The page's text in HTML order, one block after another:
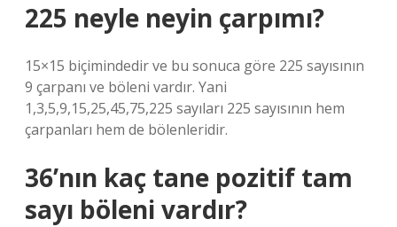
225 neyle neyin çarpımı?
15×15 biçimindedir ve bu sonuca göre 225 sayısının
9 çarpanı ve böleni vardır. Yani
1,3,5,9,15,25,45,75,225 sayıları 225 sayısının hem
çarpanları hem de bölenleridir.
36’nın kaç tane pozitif tam
sayı böleni vardır?